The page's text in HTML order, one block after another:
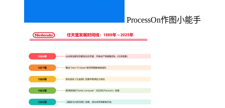
ProcessOn作图小能手